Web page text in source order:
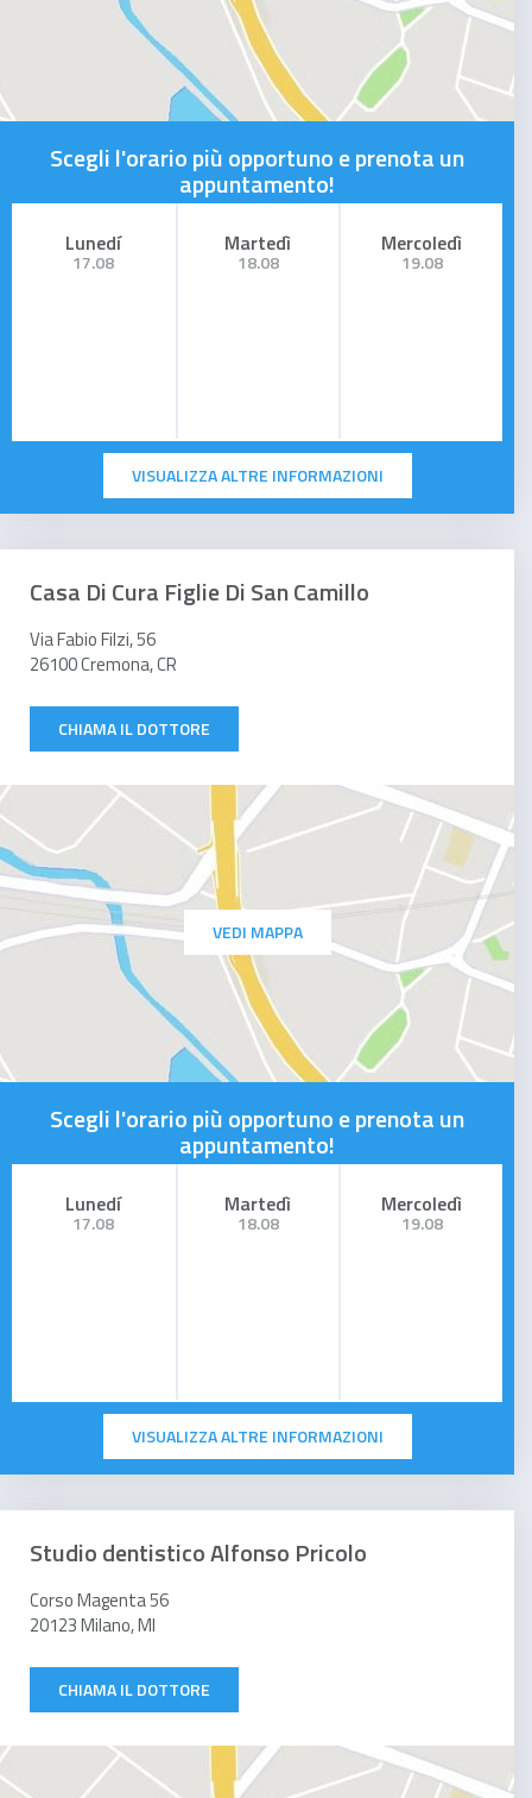
Scegli l'orario più opportuno e prenota un
appuntamento!
Lunedí
17.08
Martedì
18.08
Mercoledì
19.08
VISUALIZZA ALTRE INFORMAZIONI
Casa Di Cura Figlie Di San Camillo
Via Fabio Filzi, 56
26100 Cremona, CR
CHIAMA IL DOTTORE
VEDI MAPPA
Scegli l'orario più opportuno e prenota un
appuntamento!
Lunedí
17.08
Martedì
18.08
Mercoledì
19.08
VISUALIZZA ALTRE INFORMAZIONI
Studio dentistico Alfonso Pricolo
Corso Magenta 56
20123 Milano, MI
CHIAMA IL DOTTORE